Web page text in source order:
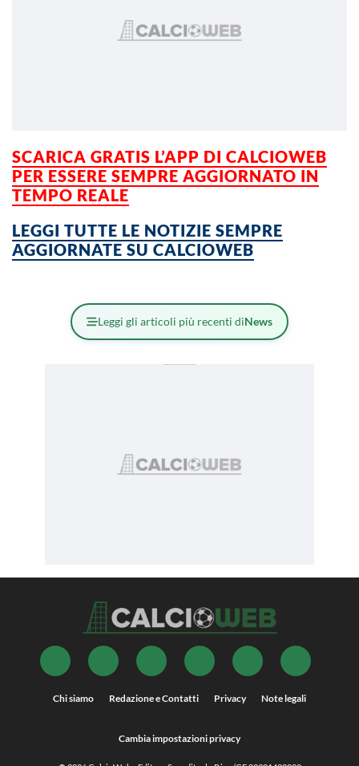
SCARICA GRATIS L’APP DI CALCIOWEB
PER ESSERE SEMPRE AGGIORNATO IN
TEMPO REALE
LEGGI TUTTE LE NOTIZIE SEMPRE
AGGIORNATE SU CALCIOWEB
Leggi gli articoli più recenti diNews
Chi siamo Redazione e Contatti Privacy Note legali
Cambia impostazioni privacy